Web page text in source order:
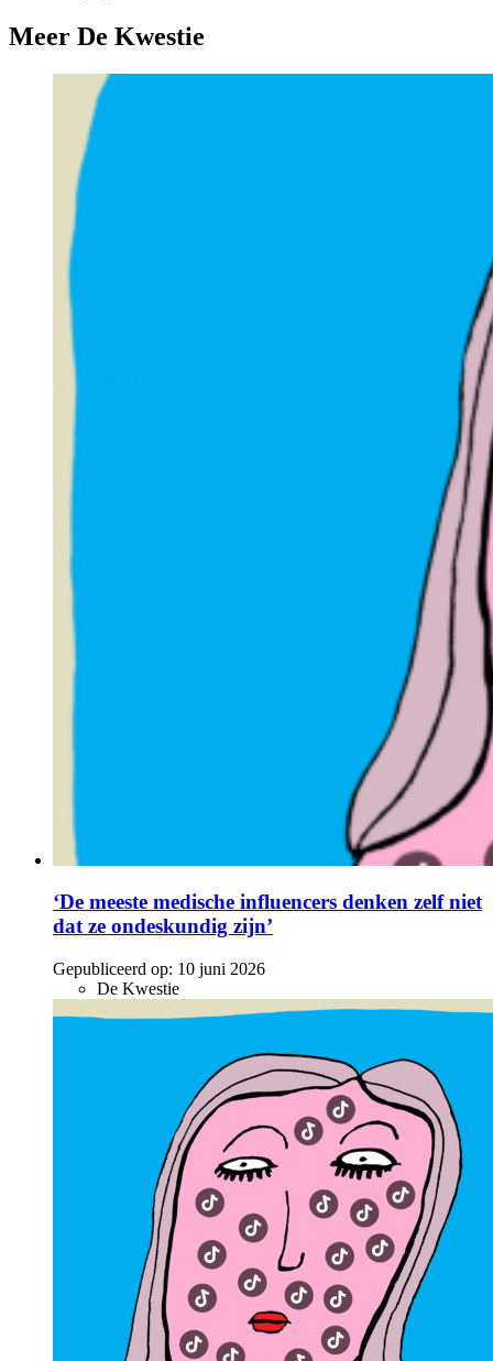
Meer De Kwestie
‘De meeste medische influencers denken zelf niet
dat ze ondeskundig zijn’
Gepubliceerd op: 10 juni 2026
De Kwestie